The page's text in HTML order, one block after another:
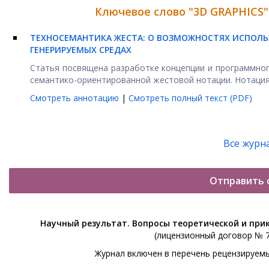
Ключевое слово "3D
ТЕХНОСЕМАНТИКА ЖЕСТА: О ВОЗМОЖНОСТЯХ
ГЕНЕРИРУЕМЫХ СРЕДАХ
Статья посвящена разработке концепции и
семантико-ориентированной жестовой нотации.
Смотреть аннотацию | Смотреть полный текст (PDF)
Все
Отправить
Научный результат. Вопросы теоретической и
(лицензионный договор №
Журнал включен в перечень